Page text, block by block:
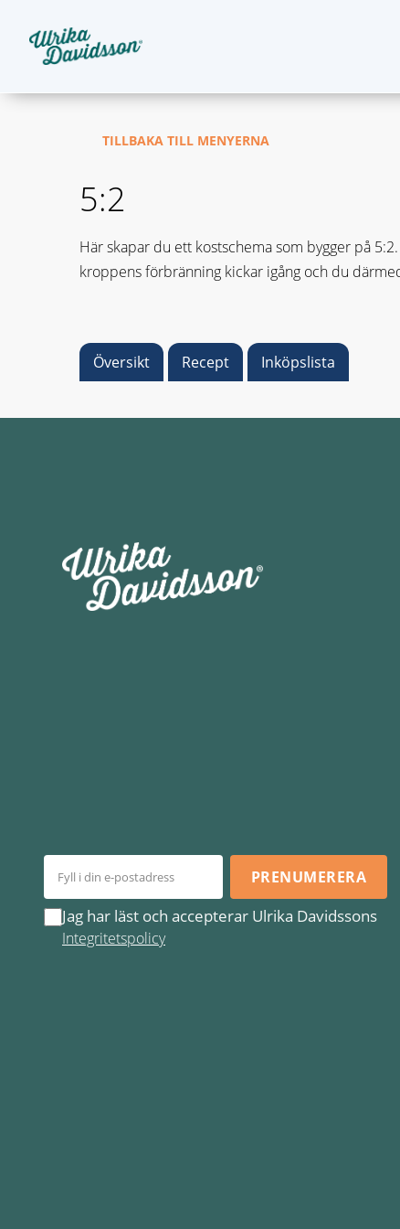
TILLBAKA TILL MENYERNA
5:2
Här skapar du ett kostschema som bygger på
kroppens förbränning kickar igång och du
Översikt Recept Inköpslista
PRENUMERERA
Jag har läst och accepterar Ulrika Davidssons
Integritetspolicy